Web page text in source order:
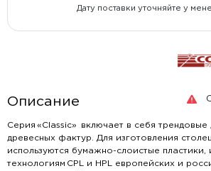
Дату поставки уточняйте у
Описание
Серия «Classic» включает в себя
древесных фактур. Для изготовления
используются бумажно-слоистые пластики,
технологиям CPL и HPL европейских и